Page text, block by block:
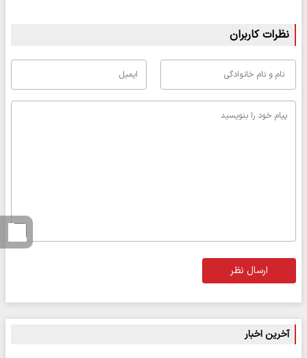
نظرات کاربران
ارسال نظر
آخرین اخبار